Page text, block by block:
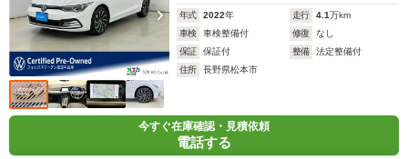
年式 2022年 走行 4.1万km
車検
車検整備付 修復
なし
保証
保証付 整備
法定整備付
住所
長野県松本市
今すぐ在庫確認・見積依頼
電話する